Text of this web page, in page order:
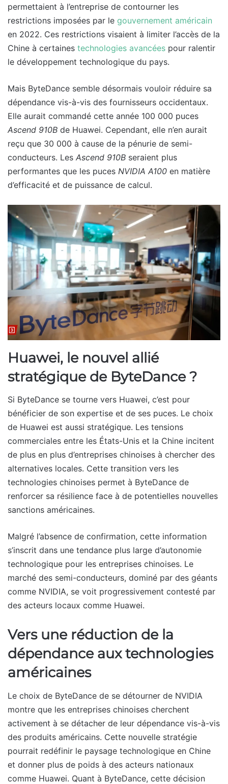
permettaient à l’entreprise de contourner les
restrictions imposées par le gouvernement américain
en 2022. Ces restrictions visaient à limiter l’accès de la
Chine à certaines technologies avancées pour ralentir
le développement technologique du pays.
Mais ByteDance semble désormais vouloir réduire sa
dépendance vis-à-vis des fournisseurs occidentaux.
Elle aurait commandé cette année 100 000 puces
Ascend 910B de Huawei. Cependant, elle n’en aurait
reçu que 30 000 à cause de la pénurie de semi-
conducteurs. Les Ascend 910B seraient plus
performantes que les puces NVIDIA A100 en matière
d’efficacité et de puissance de calcul.
Huawei, le nouvel allié
stratégique de ByteDance ?
Si ByteDance se tourne vers Huawei, c’est pour
bénéficier de son expertise et de ses puces. Le choix
de Huawei est aussi stratégique. Les tensions
commerciales entre les États-Unis et la Chine incitent
de plus en plus d’entreprises chinoises à chercher des
alternatives locales. Cette transition vers les
technologies chinoises permet à ByteDance de
renforcer sa résilience face à de potentielles nouvelles
sanctions américaines.
Malgré l’absence de confirmation, cette information
s’inscrit dans une tendance plus large d’autonomie
technologique pour les entreprises chinoises. Le
marché des semi-conducteurs, dominé par des géants
comme NVIDIA, se voit progressivement contesté par
des acteurs locaux comme Huawei.
Vers une réduction de la
dépendance aux technologies
américaines
Le choix de ByteDance de se détourner de NVIDIA
montre que les entreprises chinoises cherchent
activement à se détacher de leur dépendance vis-à-vis
des produits américains. Cette nouvelle stratégie
pourrait redéfinir le paysage technologique en Chine
et donner plus de poids à des acteurs nationaux
comme Huawei. Quant à ByteDance, cette décision